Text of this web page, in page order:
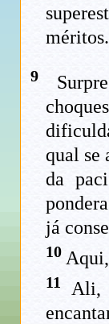
méritos.
9
qual se
da
já
10
11
Ali,